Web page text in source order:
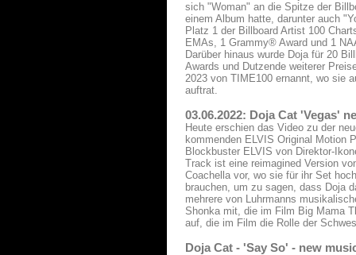
sich "Woman" an die Spitze der
einem Album hatte, darunter auch
Platz 1 der Billboard Artist 100
EMAs, 1 Grammy® Award und 1
Darüber hinaus wurde Doja für 20
Awards und Dutzende weiterer
2023 von TIME100 ernannt, wo sie
auftrat.
03.06.2022: Doja Cat 'Vegas'
Heute erschien das Video zu der
kommenden ELVIS Original Motion
Blockbuster ELVIS von Direktor-
Track ist eine reimagined Version
Coachella vor, wo sie für ihr Set
brauchen, um zu sagen, dass Doja
mehrere von Luhrmanns
Shonka mit, die im Film Big Mama
auf, die im Film die Rolle der
Doja Cat - 'Say So' - new